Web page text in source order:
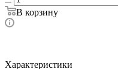
В корзину
Характеристики